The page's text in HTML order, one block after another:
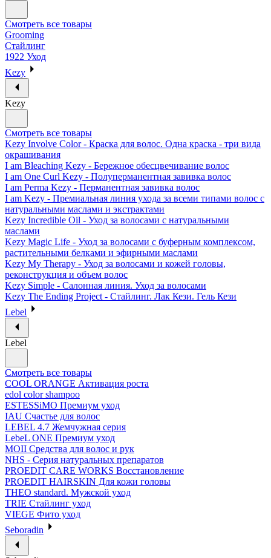
Смотреть все товары
Grooming
Стайлинг
1922 Уход
Kezy
Kezy
Смотреть все товары
Kezy Involve Color - Краска для волос. Одна краска - три вида
окрашивания
I am Bleaching Kezy - Бережное обесцвечивание волос
I am One Curl Kezy - Полуперманентная завивка волос
I am Perma Kezy - Перманентная завивка волос
I am Kezy - Премиальная линия ухода за всеми типами волос с
натуральными маслами и экстрактами
Kezy Incredible Oil - Уход за волосами с натуральными
маслами
Kezy Magic Life - Уход за волосами с буферным комплексом,
растительными белками и эфирными маслами
Kezy My Therapy - Уход за волосами и кожей головы,
реконструкция и объем волос
Kezy Simple - Салонная линия. Уход за волосами
Kezy The Ending Project - Стайлинг. Лак Кези. Гель Кези
Lebel
Lebel
Смотреть все товары
COOL ORANGE Активация роста
edol color shampoo
ESTESSiMO Премиум уход
IAU Счастье для волос
LEBEL 4.7 Жемчужная серия
LebeL ONE Премиум уход
MOII Средства для волос и рук
NHS - Серия натуральных препаратов
PROEDIT CARE WORKS Восстановление
PROEDIT HAIRSKIN Для кожи головы
THEO standard. Мужской уход
TRIE Стайлинг уход
VIEGE Фито уход
Seboradin